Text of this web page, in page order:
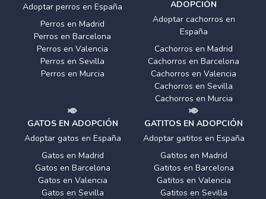
Adoptar perros en España
Perros en Madrid
Perros en Barcelona
Perros en Valencia
Perros en Sevilla
Perros en Murcia
ADOPCIÓN
Adoptar cachorros en
España
Cachorros en Madrid
Cachorros en Barcelona
Cachorros en Valencia
Cachorros en Sevilla
Cachorros en Murcia
GATOS EN ADOPCIÓN
Adoptar gatos en España
Gatos en Madrid
Gatos en Barcelona
Gatos en Valencia
Gatos en Sevilla
GATITOS EN ADOPCIÓN
Adoptar gatitos en España
Gatitos en Madrid
Gatitos en Barcelona
Gatitos en Valencia
Gatitos en Sevilla